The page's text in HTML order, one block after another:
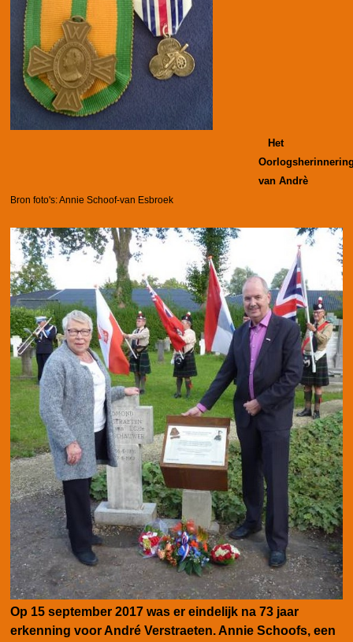
Het
van Andrè
Bron foto's: Annie Schoof-van Esbroek
Op 15 september 2017 was er eindelijk na 73 jaar
erkenning voor André Verstraeten. Annie Schoofs, een